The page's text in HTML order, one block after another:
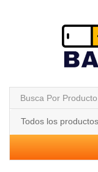
Todos los productos